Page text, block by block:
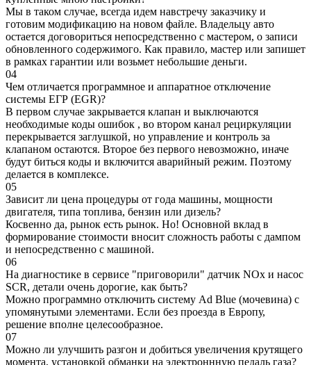
Мы в таком случае, всегда идем навстречу заказчику и
готовим модификацию на новом файле. Владельцу авто
остается договориться непосредственно с мастером, о записи
обновленного содержимого. Как правило, мастер или запишет
в рамках гарантии или возьмет небольшие деньги.
04
Чем отличается программное и аппаратное отключение
системы ЕГР (EGR)?
В первом случае закрывается клапан и выключаются
необходимые коды ошибок , во втором канал рециркуляции
перекрывается заглушкой, но управление и контроль за
клапаном остаются. Второе без первого невозможно, иначе
будут биться коды и включится аварийный режим. Поэтому
делается в комплексе.
05
Зависит ли цена процедуры от года машины, мощности
двигателя, типа топлива, бензин или дизель?
Косвенно да, рынок есть рынок. Но! Основной вклад в
формирование стоимости вносит сложность работы с дампом
и непосредственно с машиной.
06
На диагностике в сервисе "приговорили" датчик NOx и насос
SCR, детали очень дорогие, как быть?
Можно программно отключить систему Ad Blue (мочевина) с
упомянутыми элементами. Если без проезда в Европу,
решение вполне целесообразное.
07
Можно ли улучшить разгон и добиться увеличения крутящего
момента, установкой обманки на электроннную педаль газа?